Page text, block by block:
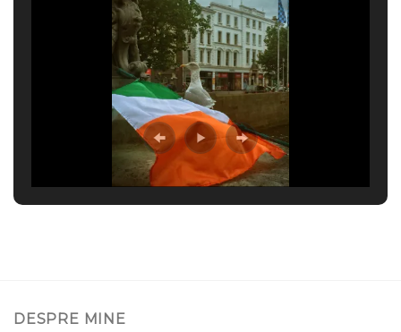
DESPRE MINE